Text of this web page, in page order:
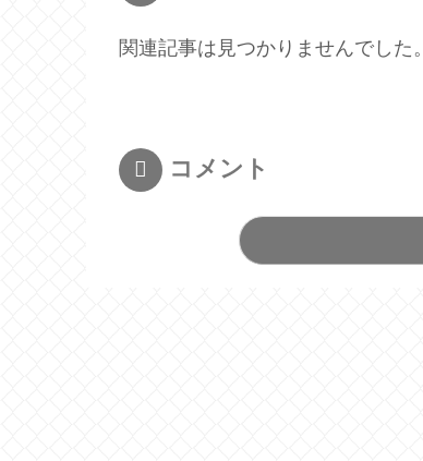
関連記事は見つかりませんでした。
コメント